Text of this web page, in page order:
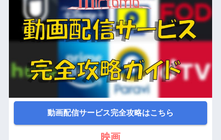
動画配信サービス完全攻略はこちら
映画